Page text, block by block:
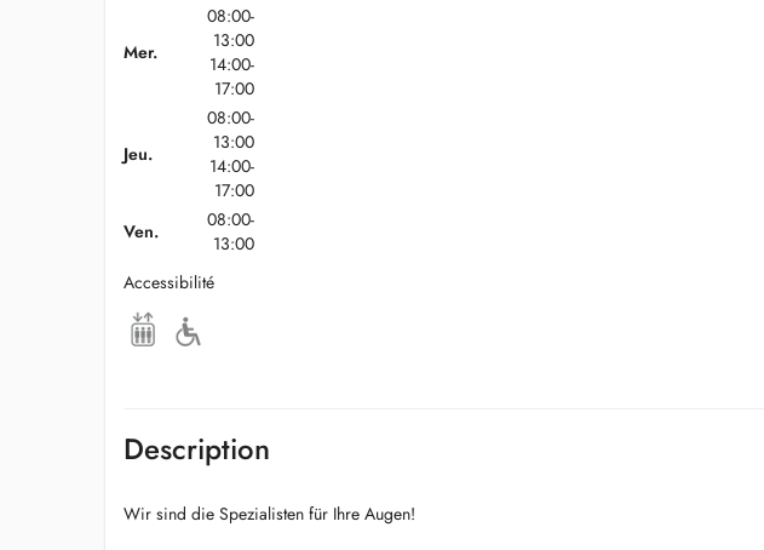
Mer.
08:00-
13:00
14:00-
17:00
Jeu.
08:00-
13:00
14:00-
17:00
Ven.
08:00-
13:00
Accessibilité
Description
Wir sind die Spezialisten für Ihre Augen!